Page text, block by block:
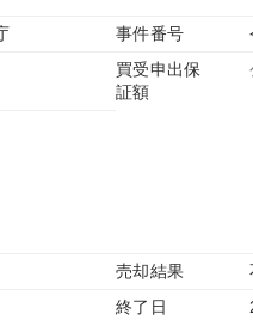
事件番号
買受申出保
証額
売却結果
終了日